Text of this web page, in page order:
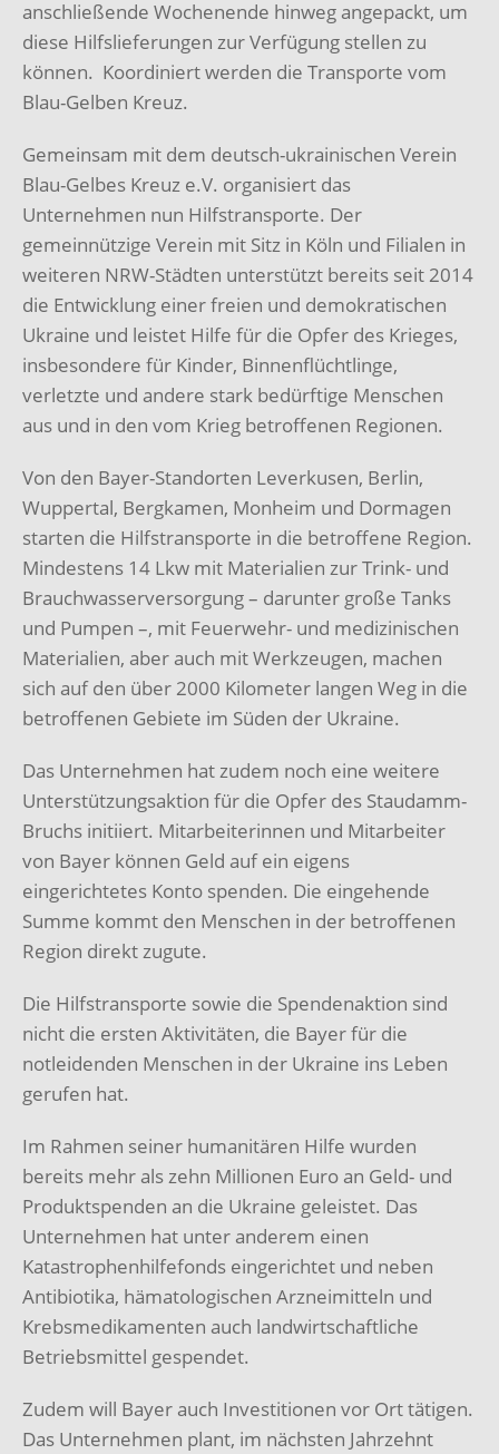
anschließende Wochenende hinweg angepackt, um
diese Hilfslieferungen zur Verfügung stellen zu
können. Koordiniert werden die Transporte vom
Blau-Gelben Kreuz.
Gemeinsam mit dem deutsch-ukrainischen Verein
Blau-Gelbes Kreuz e.V. organisiert das
Unternehmen nun Hilfstransporte. Der
gemeinnützige Verein mit Sitz in Köln und Filialen in
weiteren NRW-Städten unterstützt bereits seit 2014
die Entwicklung einer freien und demokratischen
Ukraine und leistet Hilfe für die Opfer des Krieges,
insbesondere für Kinder, Binnenflüchtlinge,
verletzte und andere stark bedürftige Menschen
aus und in den vom Krieg betroffenen Regionen.
Von den Bayer-Standorten Leverkusen, Berlin,
Wuppertal, Bergkamen, Monheim und Dormagen
starten die Hilfstransporte in die betroffene Region.
Mindestens 14 Lkw mit Materialien zur Trink- und
Brauchwasserversorgung – darunter große Tanks
und Pumpen –, mit Feuerwehr- und medizinischen
Materialien, aber auch mit Werkzeugen, machen
sich auf den über 2000 Kilometer langen Weg in die
betroffenen Gebiete im Süden der Ukraine.
Das Unternehmen hat zudem noch eine weitere
Unterstützungsaktion für die Opfer des Staudamm-
Bruchs initiiert. Mitarbeiterinnen und Mitarbeiter
von Bayer können Geld auf ein eigens
eingerichtetes Konto spenden. Die eingehende
Summe kommt den Menschen in der betroffenen
Region direkt zugute.
Die Hilfstransporte sowie die Spendenaktion sind
nicht die ersten Aktivitäten, die Bayer für die
notleidenden Menschen in der Ukraine ins Leben
gerufen hat.
Im Rahmen seiner humanitären Hilfe wurden
bereits mehr als zehn Millionen Euro an Geld- und
Produktspenden an die Ukraine geleistet. Das
Unternehmen hat unter anderem einen
Katastrophenhilfefonds eingerichtet und neben
Antibiotika, hämatologischen Arzneimitteln und
Krebsmedikamenten auch landwirtschaftliche
Betriebsmittel gespendet.
Zudem will Bayer auch Investitionen vor Ort tätigen.
Das Unternehmen plant, im nächsten Jahrzehnt